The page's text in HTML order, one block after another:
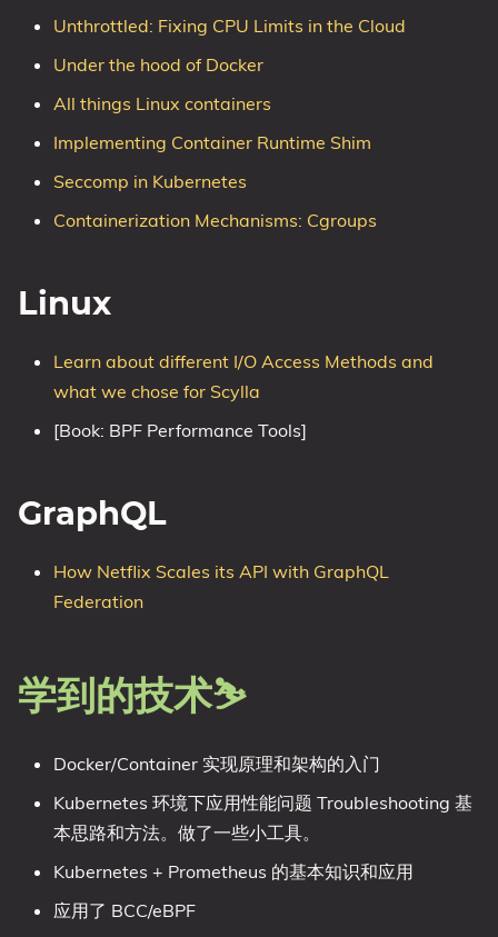
Unthrottled: Fixing CPU Limits in the Cloud
Under the hood of Docker
All things Linux containers
Implementing Container Runtime Shim
Seccomp in Kubernetes
Containerization Mechanisms: Cgroups
Linux
Learn about different I/O Access Methods and
what we chose for Scylla
[Book: BPF Performance Tools]
GraphQL
How Netflix Scales its API with GraphQL
Federation
学到的技术⛷
Docker/Container 实现原理和架构的入门
Kubernetes 环境下应用性能问题 Troubleshooting 基
本思路和方法。做了一些小工具。
Kubernetes + Prometheus 的基本知识和应用
应用了 BCC/eBPF